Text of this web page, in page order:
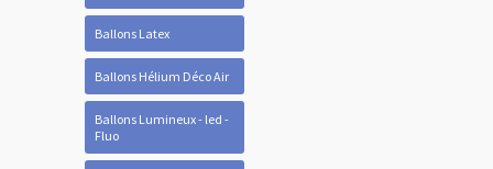
Ballons Latex
Ballons Hélium Déco Air
Ballons Lumineux - led -
Fluo